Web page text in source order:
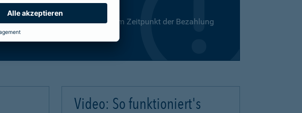
Schutz gültig ist. Dies kann zum Zeitpunkt der Bezahlung
Video: So funktioniert's